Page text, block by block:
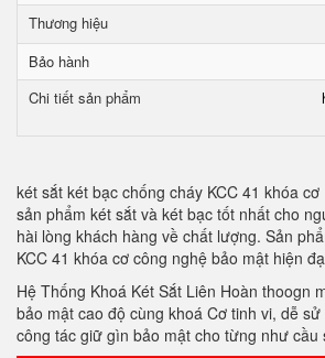
Thương hiệu
Bảo hành
Chi tiết sản phẩm
két sắt két bạc chống cháy KCC 41 khóa
sản phẩm két sắt và két bạc tốt nhất cho
hài lòng khách hàng về chất lượng. Sản
KCC 41 khóa cơ công nghệ bảo mật hiện
Hệ Thống Khoá Két Sắt Liên Hoàn thoogn
bảo mật cao độ cùng khoá Cơ tinh vi, dễ
công tác giữ gìn bảo mật cho từng như cầu